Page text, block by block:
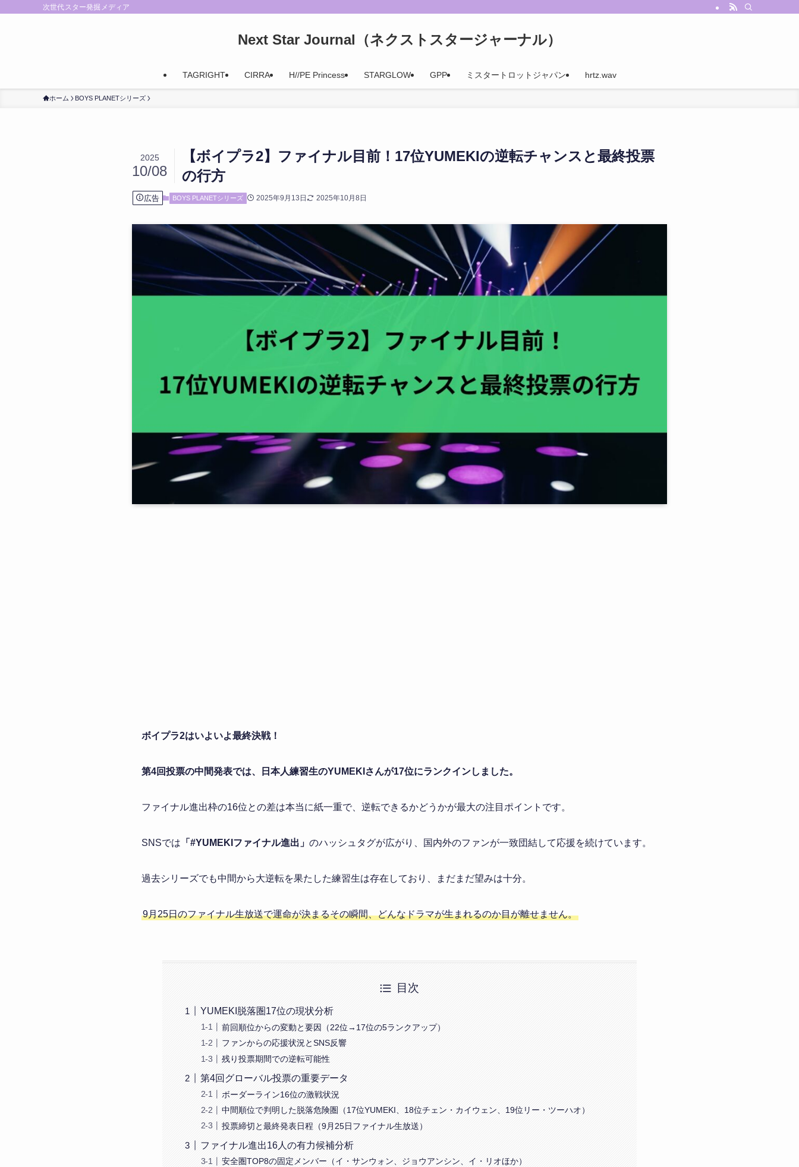
次世代スター発掘メディア
Next Star Journal（ネクストスタージャーナル）
TAGRIGHT CIRRA H//PE Princess STARGLOW GPP ミスタートロットジャパン hrtz.wav
ホーム BOYS PLANETシリーズ
【ボイプラ2】ファイナル目前！17位YUMEKIの逆転チャンスと最終投票
の行方
2025
10/08
広告 BOYS PLANETシリーズ 2025年9月13日 2025年10月8日
ボイプラ2はいよいよ最終決戦！
第4回投票の中間発表では、日本人練習生のYUMEKIさんが17位にランクインしました。
ファイナル進出枠の16位との差は本当に紙一重で、逆転できるかどうかが最大の注目ポイントです。
SNSでは 「#YUMEKIファイナル進出」 のハッシュタグが広がり、国内外のファンが一致団結して応援を続けています。
過去シリーズでも中間から大逆転を果たした練習生は存在しており、まだまだ望みは十分。
9月25日のファイナル生放送で運命が決まるその瞬間、どんなドラマが生まれるのか目が離せません。
目次
YUMEKI脱落圏17位の現状分析
前回順位からの変動と要因（22位→17位の5ランクアップ）
ファンからの応援状況とSNS反響
残り投票期間での逆転可能性
第4回グローバル投票の重要データ
ボーダーライン16位の激戦状況
中間順位で判明した脱落危険圏（17位YUMEKI、18位チェン・カイウェン、19位リー・ツーハオ）
投票締切と最終発表日程（9月25日ファイナル生放送）
ファイナル進出16人の有力候補分析
安全圏TOP8の固定メンバー（イ・サンウォン、ジョウアンシン、イ・リオほか）